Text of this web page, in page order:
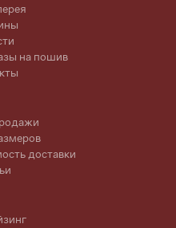
на пошив
доставки